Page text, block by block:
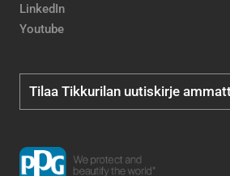
LinkedIn
Youtube
Tilaa Tikkurilan uutiskirje